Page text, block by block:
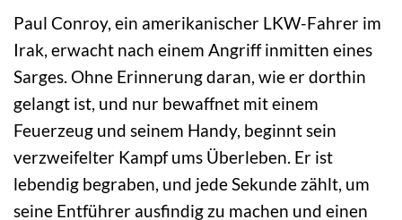
Paul Conroy, ein amerikanischer LKW-Fahrer im
Irak, erwacht nach einem Angriff inmitten eines
Sarges. Ohne Erinnerung daran, wie er dorthin
gelangt ist, und nur bewaffnet mit einem
Feuerzeug und seinem Handy, beginnt sein
verzweifelter Kampf ums Überleben. Er ist
lebendig begraben, und jede Sekunde zählt, um
seine Entführer ausfindig zu machen und einen